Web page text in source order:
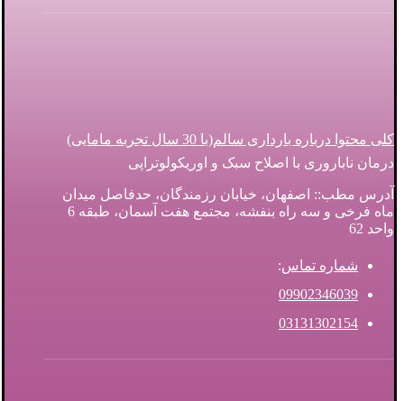
کلی محتوا درباره بارداری سالم(با 30 سال تجربه مامایی)
درمان ناباروری با اصلاح سبک و اوریکولوتراپی
آدرس مطب:: اصفهان، خیابان رزمندگان، حدفاصل میدان
ماه فرخی و سه راه بنفشه، مجتمع هفت آسمان، طبقه 6
واحد 62
شماره تماس:
09902346039
03131302154